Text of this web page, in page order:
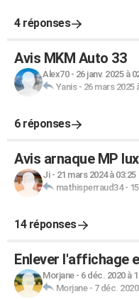
4 réponses
Avis MKM Auto 33
Alex70- 26 janv. 2025 à
Yanis- 26 mars 2025
6 réponses
Avis arnaque MP
Ji- 21 mars 2024 à 03:25
mathisperraud34-
14 réponses
Enlever l'affichage
Morjane- 6 déc. 2020 à
Morjane- 7 déc.